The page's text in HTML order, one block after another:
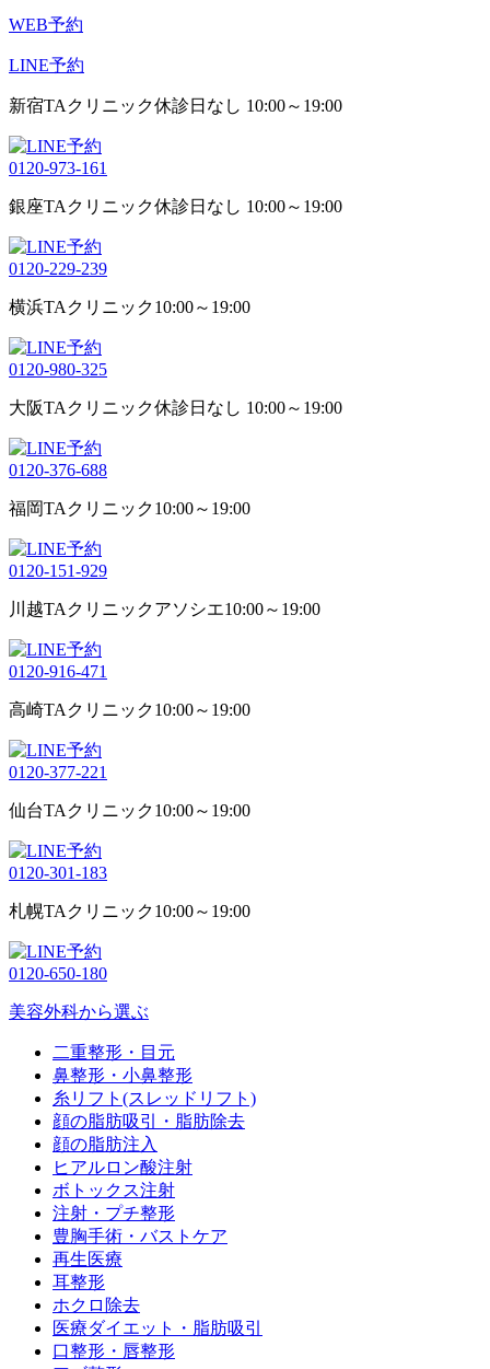
WEB予約
LINE予約
新宿TAクリニック休診日なし 10:00～19:00
0120-973-161
銀座TAクリニック休診日なし 10:00～19:00
0120-229-239
横浜TAクリニック10:00～19:00
0120-980-325
大阪TAクリニック休診日なし 10:00～19:00
0120-376-688
福岡TAクリニック10:00～19:00
0120-151-929
川越TAクリニックアソシエ10:00～19:00
0120-916-471
高崎TAクリニック10:00～19:00
0120-377-221
仙台TAクリニック10:00～19:00
0120-301-183
札幌TAクリニック10:00～19:00
0120-650-180
美容外科から選ぶ
二重整形・目元
鼻整形・小鼻整形
糸リフト(スレッドリフト)
顔の脂肪吸引・脂肪除去
顔の脂肪注入
ヒアルロン酸注射
ボトックス注射
注射・プチ整形
豊胸手術・バストケア
再生医療
耳整形
ホクロ除去
医療ダイエット・脂肪吸引
口整形・唇整形